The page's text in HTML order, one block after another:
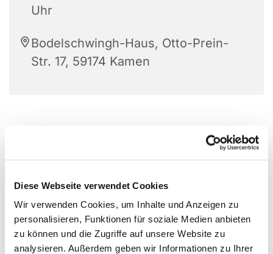
Diese Webseite verwendet Cookies
Wir verwenden Cookies, um Inhalte und Anzeigen zu
personalisieren, Funktionen für soziale Medien anbieten
zu können und die Zugriffe auf unsere Website zu
analysieren. Außerdem geben wir Informationen zu Ihrer
Uhr
Bodelschwingh-Haus, Otto-Prein-
Str. 17, 59174 Kamen